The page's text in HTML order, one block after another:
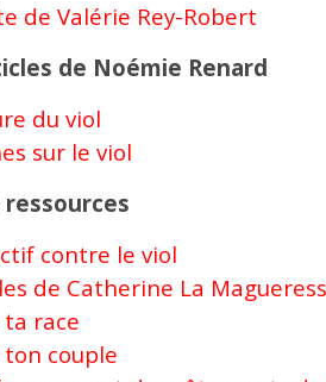
de Valérie Rey-Robert
de Noémie Renard
du viol
sur le viol
contre le viol
de Catherine La
ta race
ton couple